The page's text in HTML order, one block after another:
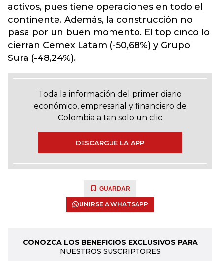
activos, pues tiene operaciones en todo el
continente. Además, la construcción no
pasa por un buen momento. El top cinco lo
cierran Cemex Latam (-50,68%) y Grupo
Sura (-48,24%).
Toda la información del primer diario
económico, empresarial y financiero de
Colombia a tan solo un clic
DESCARGUE LA APP
GUARDAR
UNIRSE A WHATSAPP
CONOZCA LOS BENEFICIOS EXCLUSIVOS PARA
NUESTROS SUSCRIPTORES